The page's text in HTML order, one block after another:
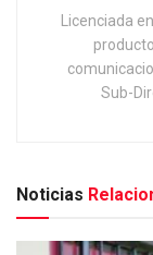
Licenciada
Sub-
Noticias